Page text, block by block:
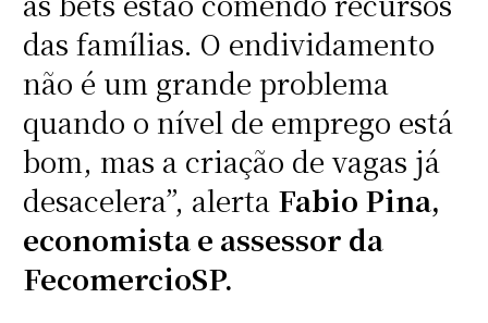
das famílias. O endividamento
não é um grande problema
quando o nível de emprego está
bom, mas a criação de vagas já
desacelera”, alerta Fabio Pina,
economista e assessor da
FecomercioSP.